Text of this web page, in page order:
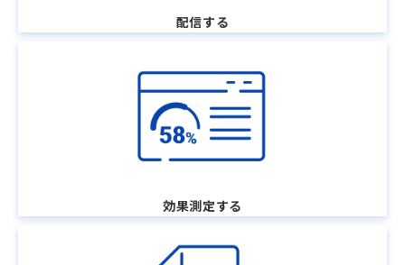
配信する
効果測定する